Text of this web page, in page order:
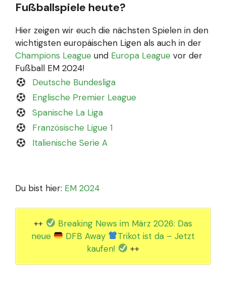
Fußballspiele heute?
Hier zeigen wir euch die nächsten Spielen in den
wichtigsten europäischen Ligen als auch in der
Champions League und Europa League vor der
Fußball EM 2024!
Deutsche Bundesliga
Englische Premier League
Spanische La Liga
Französische Ligue 1
Italienische Serie A
Du bist hier: EM 2024
++
Breaking News im März 2026: Das
neue
DFB Away
Trikot ist da – Jetzt
kaufen!
++